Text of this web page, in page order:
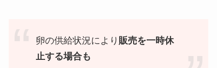
卵の供給状況により 販売を一時休
止する場合も